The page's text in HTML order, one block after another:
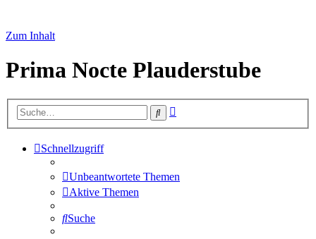
Zum Inhalt
Prima Nocte Plauderstube
Suche
Schnellzugriff
Unbeantwortete Themen
Aktive Themen
Suche